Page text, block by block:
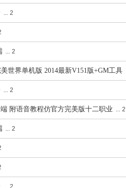
... 2
... 2
世界单机版 2014最新V151版+GM工具
... 2
附语音教程仿官方完美版十二职业 ... 2
... 2
... 2